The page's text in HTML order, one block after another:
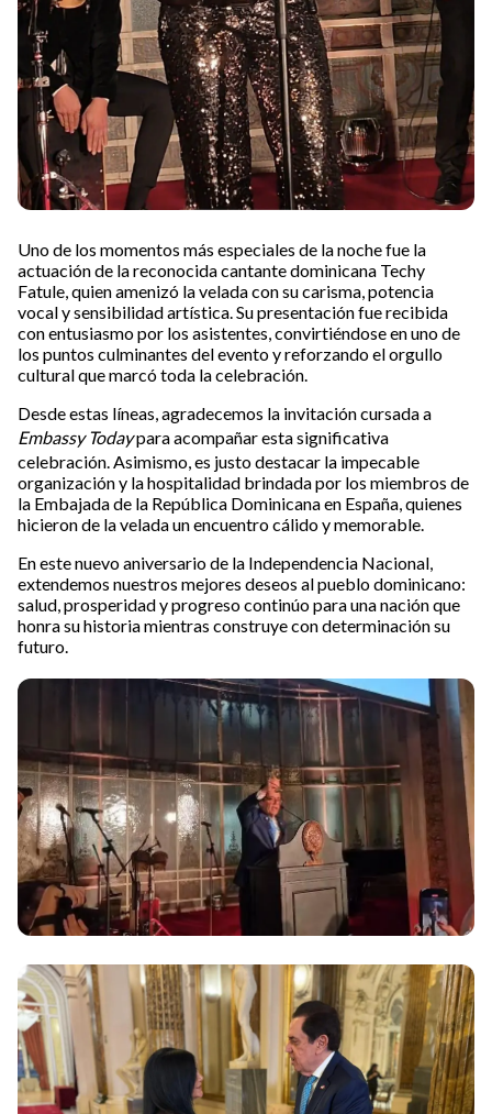
Uno de los momentos más especiales de la noche fue la
actuación de la reconocida cantante dominicana Techy
Fatule, quien amenizó la velada con su carisma, potencia
vocal y sensibilidad artística. Su presentación fue recibida
con entusiasmo por los asistentes, convirtiéndose en uno de
los puntos culminantes del evento y reforzando el orgullo
cultural que marcó toda la celebración.
Desde estas líneas, agradecemos la invitación cursada a
Embassy Todaypara acompañar esta significativa
celebración. Asimismo, es justo destacar la impecable
organización y la hospitalidad brindada por los miembros de
la Embajada de la República Dominicana en España, quienes
hicieron de la velada un encuentro cálido y memorable.
En este nuevo aniversario de la Independencia Nacional,
extendemos nuestros mejores deseos al pueblo dominicano:
salud, prosperidad y progreso continúo para una nación que
honra su historia mientras construye con determinación su
futuro.